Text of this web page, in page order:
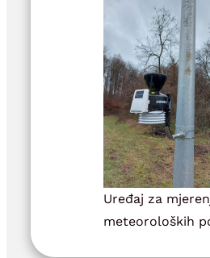
Uređaj za
meteoroloških